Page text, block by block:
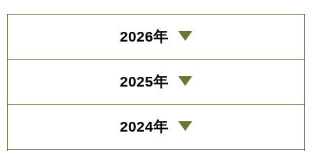
2026年
2025年
2024年